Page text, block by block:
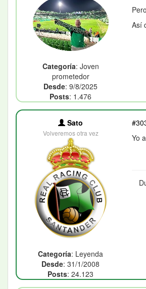
Categoría: Joven
prometedor
Desde: 9/8/2025
Posts: 1.476
Así
Sato
Volveremos otra vez
Categoría: Leyenda
Desde: 31/1/2008
Posts: 24.123
Yo